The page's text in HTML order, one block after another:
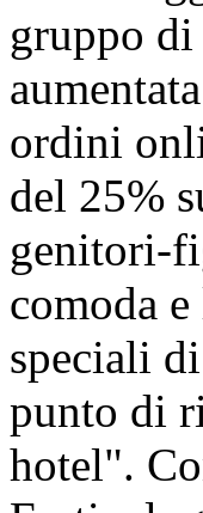
gruppo
ordini
del 25%
genitori-
comoda
speciali
punto di
hotel".